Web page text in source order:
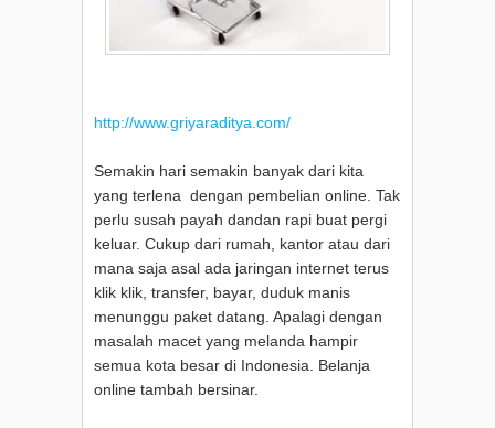
http://www.griyaraditya.com/
Semakin hari semakin banyak dari kita
yang terlena dengan pembelian online. Tak
perlu susah payah dandan rapi buat pergi
keluar. Cukup dari rumah, kantor atau dari
mana saja asal ada jaringan internet terus
klik klik, transfer, bayar, duduk manis
menunggu paket datang. Apalagi dengan
masalah macet yang melanda hampir
semua kota besar di Indonesia. Belanja
online tambah bersinar.